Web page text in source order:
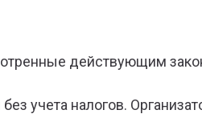
действующим
учета налогов.